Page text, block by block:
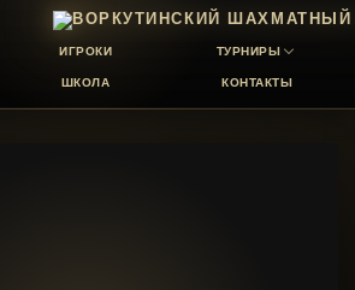
ИГРОКИ ТУРНИРЫ
ШКОЛА КОНТАКТЫ